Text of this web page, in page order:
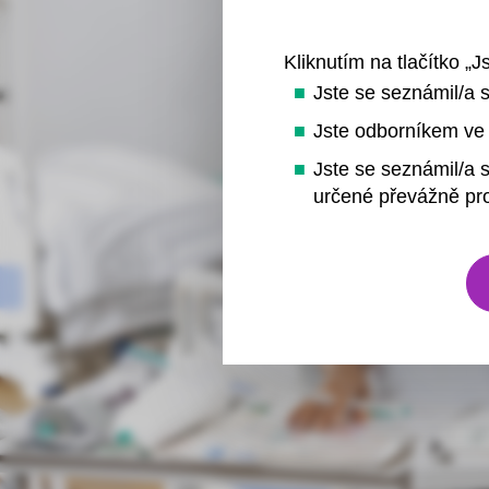
Kliknutím na tlačítko
Jste se seznámil/a
Jste odborníkem
Jste se seznámil/a
určené převážně